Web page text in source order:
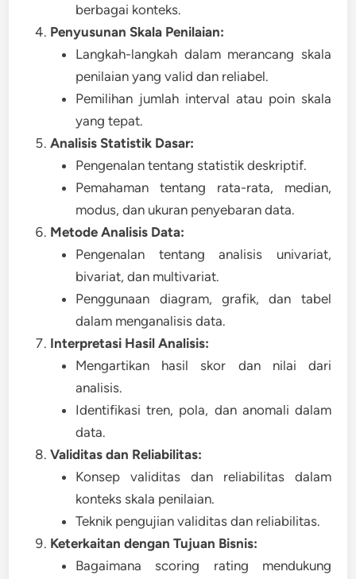
berbagai konteks.
Penyusunan Skala Penilaian:
Langkah-langkah dalam merancang skala
penilaian yang valid dan reliabel.
Pemilihan jumlah interval atau poin skala
yang tepat.
Analisis Statistik Dasar:
Pengenalan tentang statistik deskriptif.
Pemahaman tentang rata-rata, median,
modus, dan ukuran penyebaran data.
Metode Analisis Data:
Pengenalan tentang analisis univariat,
bivariat, dan multivariat.
Penggunaan diagram, grafik, dan tabel
dalam menganalisis data.
Interpretasi Hasil Analisis:
Mengartikan hasil skor dan nilai dari
analisis.
Identifikasi tren, pola, dan anomali dalam
data.
Validitas dan Reliabilitas:
Konsep validitas dan reliabilitas dalam
konteks skala penilaian.
Teknik pengujian validitas dan reliabilitas.
Keterkaitan dengan Tujuan Bisnis:
Bagaimana scoring rating mendukung